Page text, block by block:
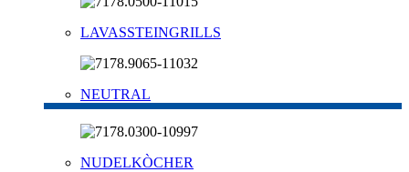
LAVASSTEINGRILLS
NEUTRAL
NUDELKÒCHER